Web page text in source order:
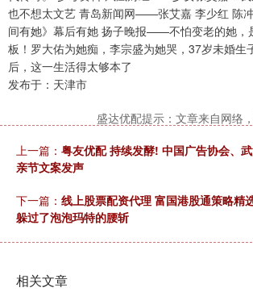
也不想太文艺 青岛新闻网——张艾嘉 李少红 陈
间有她》幕后有她 扬子晚报——不怕变老的她，
板！罗大佑为她痴，李宗盛为她哭，37岁未婚生
后，这一生活得太够本了
发布于：天津市
盛达优配提示：文章来自网络
上一篇： 粤友优配 持续发酵! 中国广告协会、
亲节文案发声
下一篇： 线上股票配资代理 富国港股通策略精
躲过了泡泡玛特的腰斩
相关文章